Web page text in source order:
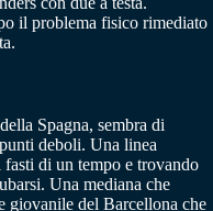
il problema fisico rimediato
Spagna, sembra di
deboli. Una linea
di un tempo e trovando
Una mediana che
giovanile del Barcellona che